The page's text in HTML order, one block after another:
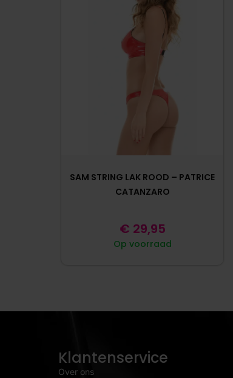
SAM STRING LAK ROOD – PATRICE
CATANZARO
Op voorraad
€ 29,95
Klantenservice
Over ons